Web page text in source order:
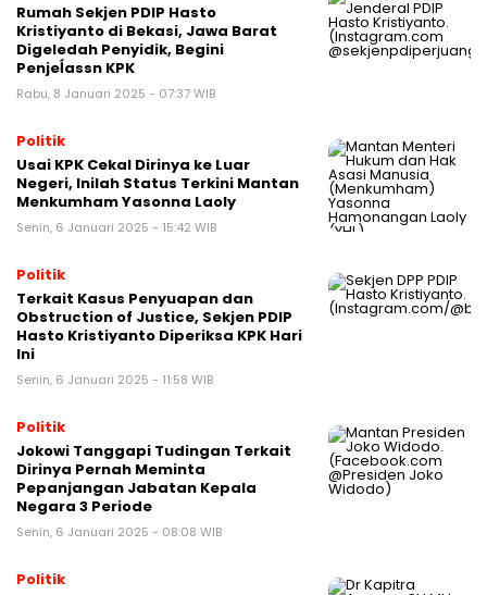
Rumah Sekjen PDIP Hasto
Kristiyanto di Bekasi, Jawa Barat
Digeledah Penyidik, Begini
Penjeĺassn KPK
Rabu, 8 Januari 2025 - 07:37 WIB
Politik
Usai KPK Cekal Dirinya ke Luar
Negeri, Inilah Status Terkini Mantan
Menkumham Yasonna Laoly
Senin, 6 Januari 2025 - 15:42 WIB
Politik
Terkait Kasus Penyuapan dan
Obstruction of Justice, Sekjen PDIP
Hasto Kristiyanto Diperiksa KPK Hari
Ini
Senin, 6 Januari 2025 - 11:58 WIB
Politik
Jokowi Tanggapi Tudingan Terkait
Dirinya Pernah Meminta
Pepanjangan Jabatan Kepala
Negara 3 Periode
Senin, 6 Januari 2025 - 08:08 WIB
Politik